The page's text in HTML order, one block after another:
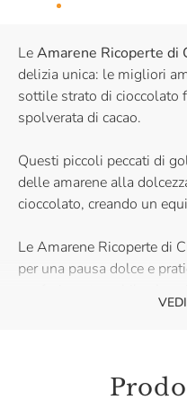
LeAmarene Ricoperte di
delizia unica: le migliori
sottile strato di cioccolato
spolverata di cacao.
Questi piccoli peccati di
delle amarene alla
cioccolato, creando un
Le Amarene Ricoperte di
per una pausa dolce e